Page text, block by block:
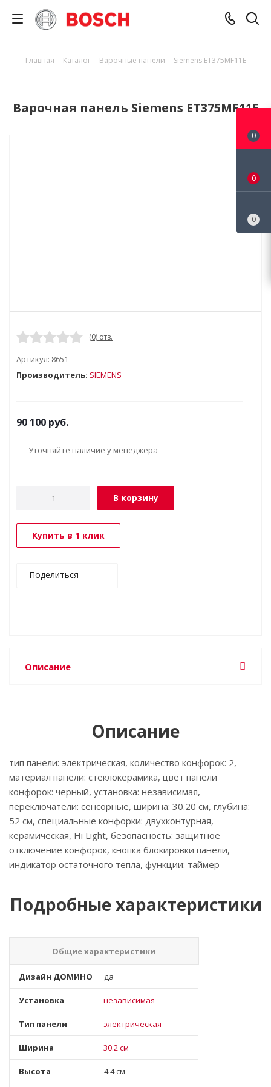
Главная - Каталог - Варочные панели - Siemens ET375MF11E
Варочная панель Siemens ET375MF11E
(0) отз.
Артикул: 8651
Производитель: SIEMENS
90 100 руб.
Уточняйте наличие у менеджера
В корзину
Купить в 1 клик
Поделиться
Описание
Описание
тип панели: электрическая, количество конфорок: 2,
материал панели: стеклокерамика, цвет панели
конфорок: черный, установка: независимая,
переключатели: сенсорные, ширина: 30.20 см, глубина:
52 см, специальные конфорки: двухконтурная,
керамическая, Hi Light, безопасность: защитное
отключение конфорок, кнопка блокировки панели,
индикатор остаточного тепла, функции: таймер
Подробные характеристики
Общие характеристики
Дизайн ДОМИНО да
Установка независимая
Тип панели электрическая
Ширина 30.2 см
Высота 4.4 см
0
0
0